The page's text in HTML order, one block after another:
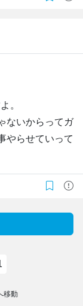
。
ないからってガ
やらせていって
移動